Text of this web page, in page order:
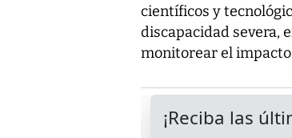
científicos y
discapacidad severa,
monitorear el impacto